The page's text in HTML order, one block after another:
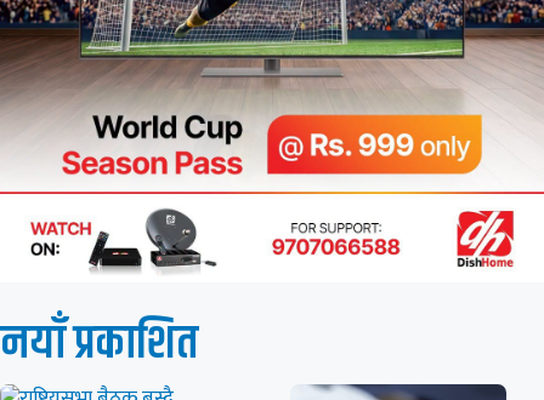
नयाँ प्रकाशित